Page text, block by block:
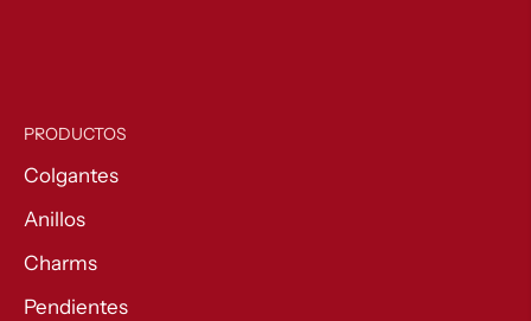
PRODUCTOS
Colgantes
Anillos
Charms
Pendientes